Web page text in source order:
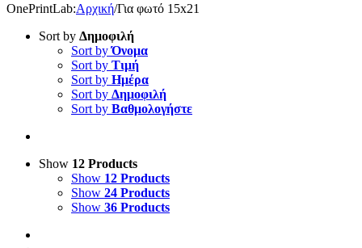
OnePrintLab:Αρχική/Για φωτό 15x21
Sort by Δημοφιλή
Sort byΌνομα
Sort by Τιμή
Sort by Ημέρα
Sort by Δημοφιλή
Sort by Βαθμολογήστε
Show 12 Products
Show 12 Products
Show 24 Products
Show 36 Products